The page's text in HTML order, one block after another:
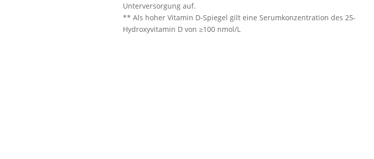
Unterversorgung auf.
** Als hoher Vitamin D-Spiegel gilt eine Serumkonzentration des 25-
Hydroxyvitamin D von ≥100 nmol/L